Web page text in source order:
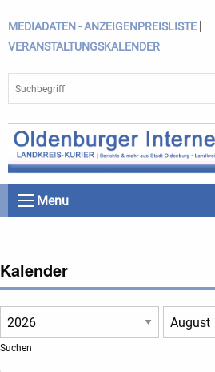
MEDIADATEN - ANZEIGENPREISLISTE |
VERANSTALTUNGSKALENDER
Menu
Kalender